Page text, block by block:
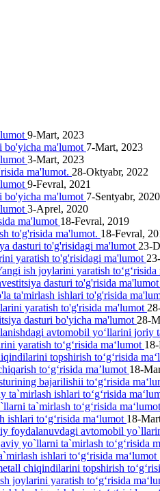
9-Mart, 2023
bo'yicha ma'lumot 7-Mart, 2023
3-Mart, 2023
ma'lumot. 28-Oktyabr, 2022
9-Fevral, 2021
bo'yicha ma'lumot 7-Sentyabr, 2020
3-Aprel, 2020
ma'lumot 18-Fevral, 2019
to'g'risida ma'lumot. 18-Fevral,
dasturi to'g'risidagi ma'lumot 23-
yаratish to'g'risidagi ma'lumot
ish joylarini yaratish to‘g‘risida
dasturi to'g'risida ma'lumot
ta'mirlash ishlari to'g'risida
yaratish to'g'risida ma'lumot
dasturi bo'yicha ma'lumot 28-
avtomobil yo‘llarini joriy
yaratish to‘g‘risida ma‘lumot
topshirish to‘g‘risida
to‘g‘risida ma’lumot 18-
bajarilishii to‘g‘risida
ishlari to‘g‘risida
ta`mirlash to‘g‘risida ma‘lumot
to‘g‘risida ma‘lumot 18-
avtomobil
yo`llarni ta`mirlash to‘g‘risida
ishlari to‘g‘risida ma‘lumot
chiqindilarini topshirish
joylarini yaratish to‘g‘risida